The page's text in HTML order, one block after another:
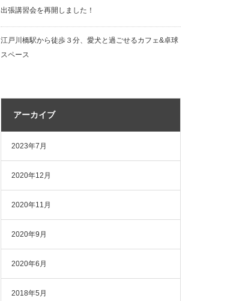
出張講習会を再開しました！
江戸川橋駅から徒歩３分、愛犬と過ごせるカフェ&卓球
スペース
アーカイブ
2023年7月
2020年12月
2020年11月
2020年9月
2020年6月
2018年5月